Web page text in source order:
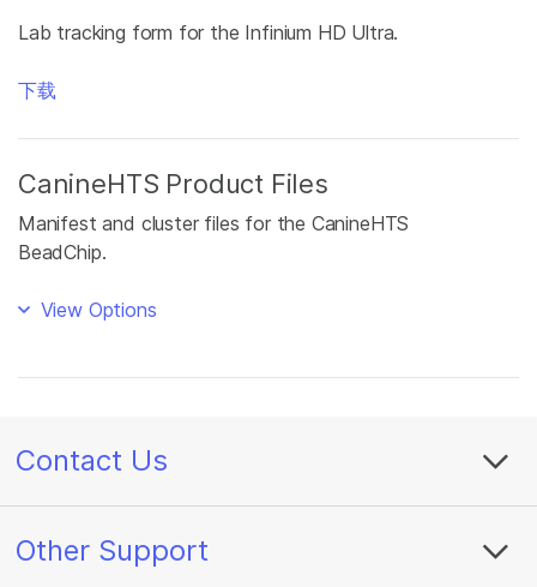
Lab tracking form for the Infinium HD Ultra.
下载
CanineHTS Product Files
Manifest and cluster files for the CanineHTS
BeadChip.
View Options
Contact Us
Other Support